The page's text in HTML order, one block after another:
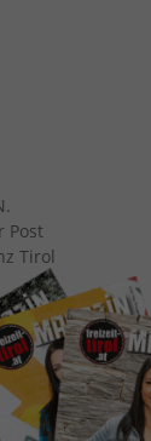
Post
Tirol